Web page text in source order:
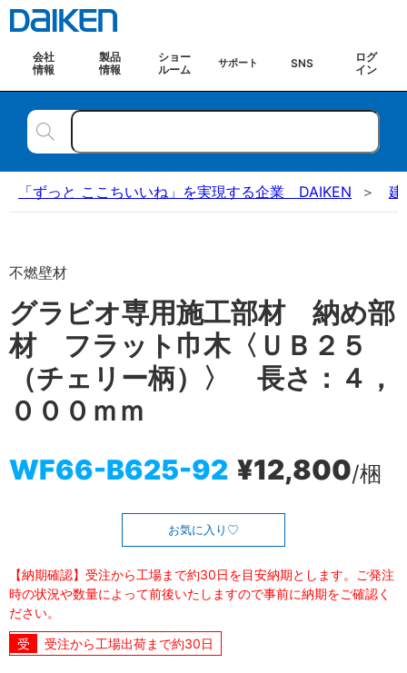
会社
情報
製品
情報
ショー
ルーム
サポート SNS
ログ
イン
「ずっと ここちいいね」を実現する企業 DAIKEN 建
不燃壁材
グラビオ専用施工部材 納め部
材 フラット巾木〈ＵＢ２５
（チェリー柄）〉 長さ：４，
０００ｍｍ
WF66-B625-92 ¥12,800/梱
お気に入り
【納期確認】受注から工場まで約30日を目安納期とします。ご発注
時の状況や数量によって前後いたしますので事前に納期をご確認く
ださい。
受注から工場出荷まで約30日